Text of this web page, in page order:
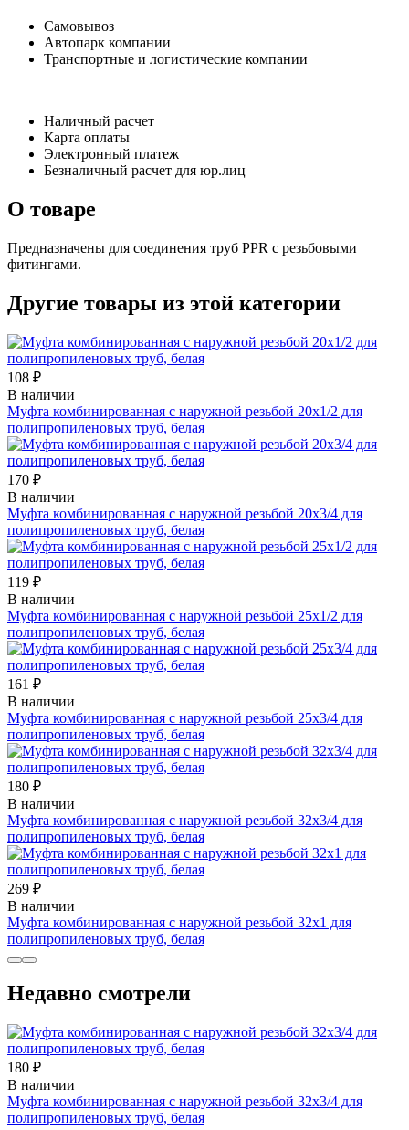
Самовывоз
Автопарк компании
Транспортные и логистические компании
Наличный расчет
Карта оплаты
Электронный платеж
Безналичный расчет для юр.лиц
О товаре
Предназначены для соединения труб PPR с резьбовыми
фитингами.
Другие товары из этой категории
108 ₽
В наличии
Муфта комбинированная с наружной резьбой 20х1/2 для
полипропиленовых труб, белая
170 ₽
В наличии
Муфта комбинированная с наружной резьбой 20х3/4 для
полипропиленовых труб, белая
119 ₽
В наличии
Муфта комбинированная с наружной резьбой 25х1/2 для
полипропиленовых труб, белая
161 ₽
В наличии
Муфта комбинированная с наружной резьбой 25х3/4 для
полипропиленовых труб, белая
180 ₽
В наличии
Муфта комбинированная с наружной резьбой 32х3/4 для
полипропиленовых труб, белая
269 ₽
В наличии
Муфта комбинированная с наружной резьбой 32х1 для
полипропиленовых труб, белая
Недавно смотрели
180 ₽
В наличии
Муфта комбинированная с наружной резьбой 32х3/4 для
полипропиленовых труб, белая